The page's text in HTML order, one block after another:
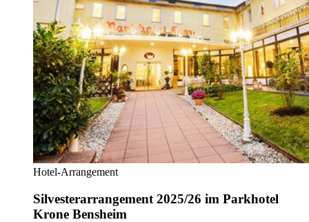
Hotel-Arrangement
Silvesterarrangement 2025/26 im Parkhotel
Krone Bensheim